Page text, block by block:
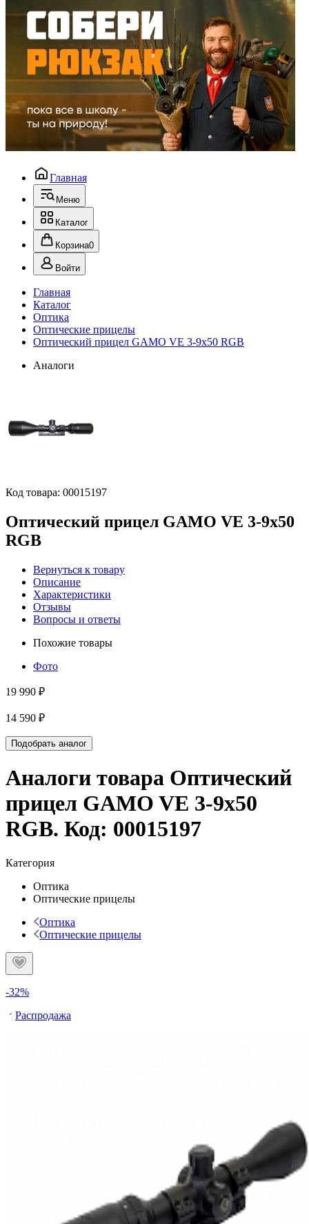
Главная
Меню
Каталог
Корзина0
Войти
Главная
Каталог
Оптика
Оптические прицелы
Оптический прицел GAMO VE 3-9х50 RGB
Аналоги
Код товара: 00015197
Оптический прицел GAMO VE 3-9х50
RGB
Вернуться к товару
Описание
Характеристики
Отзывы
Вопросы и ответы
Похожие товары
Фото
19 990 ₽
14 590 ₽
Подобрать аналог
Аналоги товара Оптический
прицел GAMO VE 3-9х50
RGB. Код: 00015197
Категория
Оптика
Оптические прицелы
Оптика
Оптические прицелы
-32%
Распродажа